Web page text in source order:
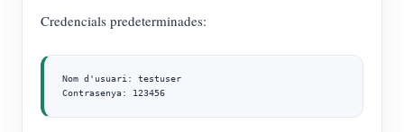
Credencials predeterminades:
Nom d'usuari: testuser
Contrasenya: 123456